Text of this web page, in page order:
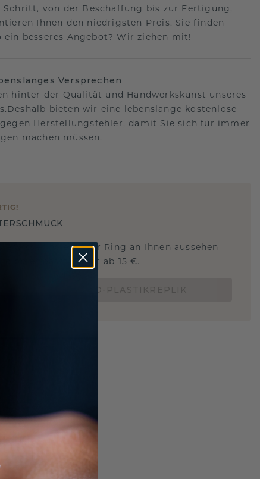
Schritt, von der Beschaffung bis zur Fertigung,
Ihnen den niedrigsten Preis. Sie finden
ein besseres Angebot? Wir ziehen mit!
Versprechen
hinter der Qualität und Handwerkskunst unseres
bieten wir eine lebenslange kostenlose
Herstellungsfehler, damit Sie sich für immer
machen müssen.
!
wissen, wie dieser Ring an Ihnen aussehen
ob er passt? Jetzt ab 15 €.